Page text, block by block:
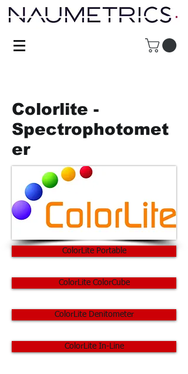
Colorlite -
Spectrophotomet
er
ColorLite Portable
ColorLite ColorCube
ColorLite Denitometer
ColorLite In-Line